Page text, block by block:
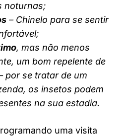
noturnas;
– Chinelo para se sentir
, mas não menos
um bom repelente de
por se tratar de um
os insetos podem
na sua estadia.
uma visita